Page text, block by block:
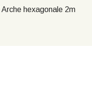
Arche hexagonale 2m